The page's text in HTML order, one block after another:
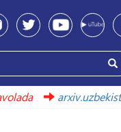
ushbu havolada